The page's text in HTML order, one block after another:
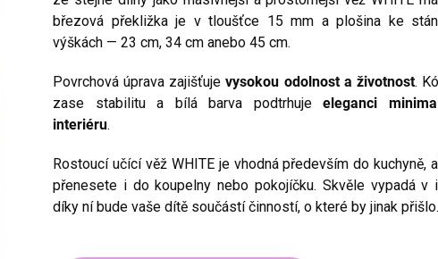
březová překližka je v tloušťce 15 mm a plošina ke
výškách — 23 cm, 34 cm anebo 45 cm.
Povrchová úprava zajišťujevysokou odolnost a životnost.
zase stabilitu a bílá barva podtrhujeeleganci
interiéru.
Rostoucí učící věž WHITE je vhodná především do kuchyně,
přenesete i do koupelny nebo pokojíčku. Skvěle vypadá v
díky ní bude vaše dítě součástí činností, o které by jinak přišlo.